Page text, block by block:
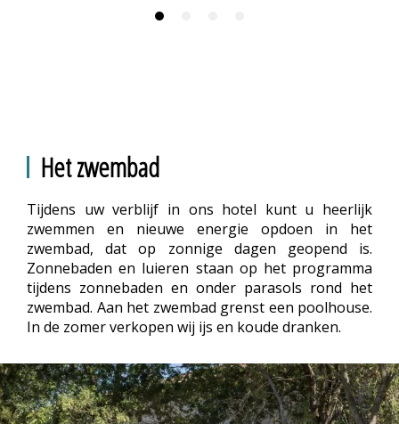
Het zwembad
Tijdens uw verblijf in ons hotel kunt u heerlijk
zwemmen en nieuwe energie opdoen in het
zwembad, dat op zonnige dagen geopend is.
Zonnebaden en luieren staan op het programma
tijdens zonnebaden en onder parasols rond het
zwembad. Aan het zwembad grenst een poolhouse.
In de zomer verkopen wij ijs en koude dranken.